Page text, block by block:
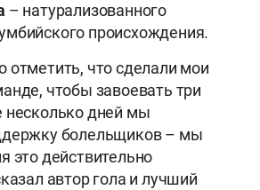
– натурализованного
происхождения.
отметить, что сделали мои
чтобы завоевать три
несколько дней мы
болельщиков – мы
это действительно
автор гола и лучший